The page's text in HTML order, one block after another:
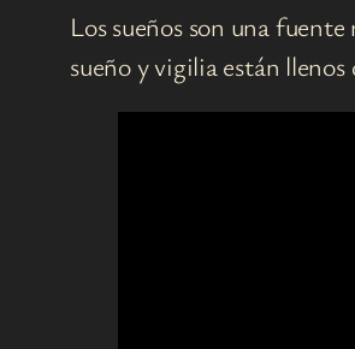
Los sueños son una
sueño y vigilia están